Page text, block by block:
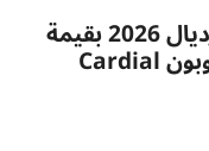
كود خصم كارديال 2026 بقيمة
70% خصم كوبون Cardial